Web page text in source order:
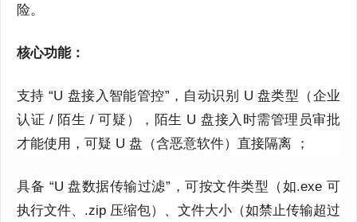
险。
核心功能：
支持 “U 盘接入智能管控”，自动识别 U 盘类型（企业
认证 / 陌生 / 可疑），陌生 U 盘接入时需管理员审批
才能使用，可疑 U 盘（含恶意软件）直接隔离 ；
具备 “U 盘数据传输过滤”，可按文件类型（如.exe 可
执行文件、.zip 压缩包）、文件大小（如禁止传输超过